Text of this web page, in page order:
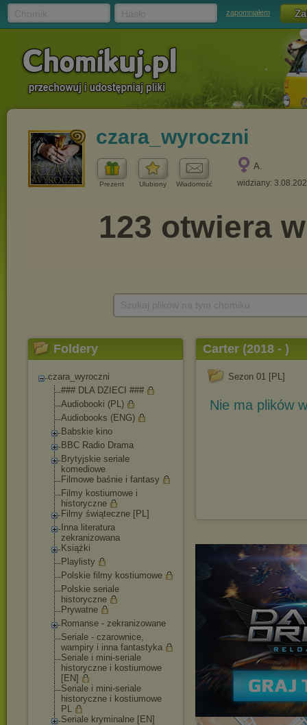
zapomniałem
czara_wyroczni
Prezent Ulubiony Wiadomość
A.
widziany:
Foldery
czara_wyroczni
### DLA DZIECI ###
Audiobooki (PL)
Audiobooks (ENG)
Babskie kino
BBC Radio Drama
Brytyjskie seriale
komediowe
Filmowe baśnie i fantasy
Filmy kostiumowe i
historyczne
Filmy świąteczne [PL]
Inna literatura
zekranizowana
Książki
Playlisty
Polskie filmy kostiumowe
Polskie seriale
historyczne
Prywatne
Romanse - zekranizowane
Seriale - czarownice,
wampiry i inna fantastyka
Seriale i mini-seriale
historyczne i kostiumowe
[EN]
Seriale i mini-seriale
historyczne i kostiumowe
PL
Seriale kryminalne [EN]
Carter (2018 - )
Sezon 01 [PL]
Nie ma plików